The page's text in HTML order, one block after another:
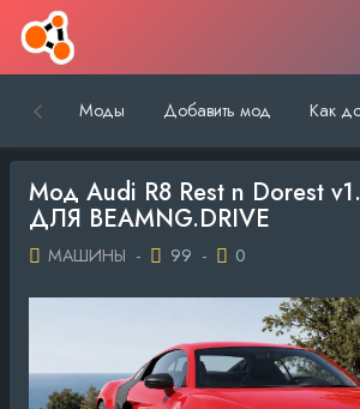
Моды Добавить мод Как
Мод Audi R8 Rest n Dorest
ДЛЯ BEAMNG.DRIVE
МАШИНЫ - 99 - 0